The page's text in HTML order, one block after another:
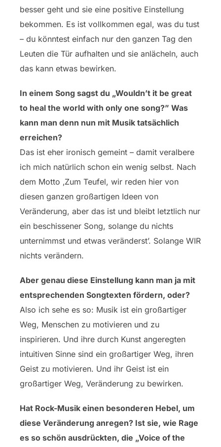
besser geht und sie eine positive Einstellung
bekommen. Es ist vollkommen egal, was du tust
– du könntest einfach nur den ganzen Tag den
Leuten die Tür aufhalten und sie anlächeln, auch
das kann etwas bewirken.
In einem Song sagst du „Wouldn’t it be great
to heal the world with only one song?” Was
kann man denn nun mit Musik tatsächlich
erreichen?
Das ist eher ironisch gemeint – damit veralbere
ich mich natürlich schon ein wenig selbst. Nach
dem Motto ‚Zum Teufel, wir reden hier von
diesen ganzen großartigen Ideen von
Veränderung, aber das ist und bleibt letztlich nur
ein beschissener Song, solange du nichts
unternimmst und etwas veränderst’. Solange WIR
nichts verändern.
Aber genau diese Einstellung kann man ja mit
entsprechenden Songtexten fördern, oder?
Also ich sehe es so: Musik ist ein großartiger
Weg, Menschen zu motivieren und zu
inspirieren. Und ihre durch Kunst angeregten
intuitiven Sinne sind ein großartiger Weg, ihren
Geist zu motivieren. Und ihr Geist ist ein
großartiger Weg, Veränderung zu bewirken.
Hat Rock-Musik einen besonderen Hebel, um
diese Veränderung anregen? Ist sie, wie Rage
es so schön ausdrückten, die „Voice of the